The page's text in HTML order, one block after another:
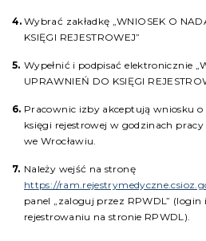
Wybrać zakładkę „WNIOSEK O
KSIĘGI REJESTROWEJ”
Wypełnić i podpisać elektronicznie
UPRAWNIEŃ DO KSIĘGI
Pracownic izby akceptują wniosku
księgi rejestrowej w godzinach
we Wrocławiu.
Należy wejść na stronę
https://
panel „zaloguj przez RPWDL” (login
rejestrowaniu na stronie RPWDL).